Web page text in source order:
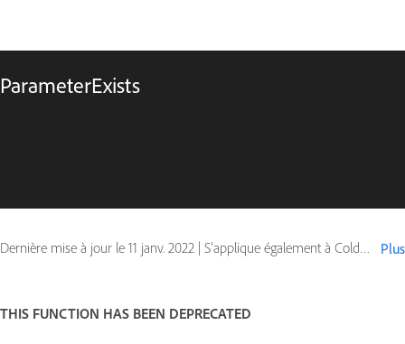
ParameterExists
Dernière mise à jour le 11 janv. 2022 | S’applique également à ColdFusion Plus
THIS FUNCTION HAS BEEN DEPRECATED